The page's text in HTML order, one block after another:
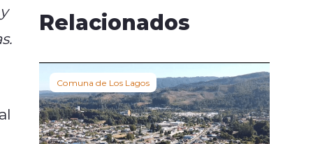
Relacionados
Comuna de Los Lagos